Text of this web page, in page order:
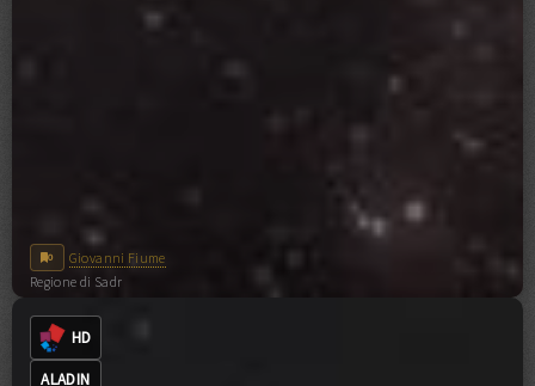
0
Giovanni Fiume
Regione di Sadr
HD
ALADIN